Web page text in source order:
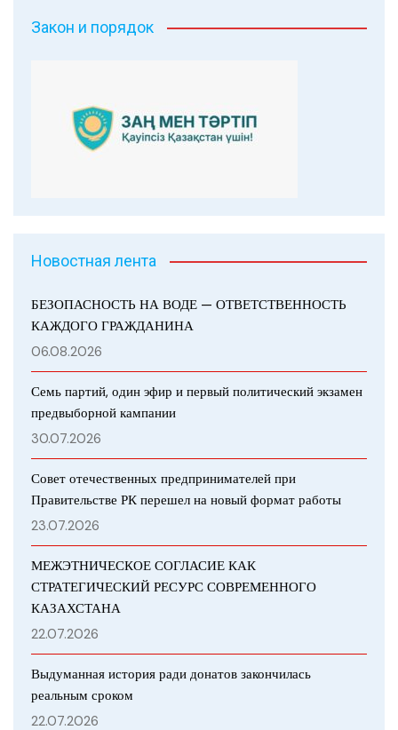
Закон и порядок
Новостная лента
БЕЗОПАСНОСТЬ НА ВОДЕ — ОТВЕТСТВЕННОСТЬ
КАЖДОГО ГРАЖДАНИНА
06.08.2026
Семь партий, один эфир и первый политический экзамен
предвыборной кампании
30.07.2026
Совет отечественных предпринимателей при
Правительстве РК перешел на новый формат работы
23.07.2026
МЕЖЭТНИЧЕСКОЕ СОГЛАСИЕ КАК
СТРАТЕГИЧЕСКИЙ РЕСУРС СОВРЕМЕННОГО
КАЗАХСТАНА
22.07.2026
Выдуманная история ради донатов закончилась
реальным сроком
22.07.2026